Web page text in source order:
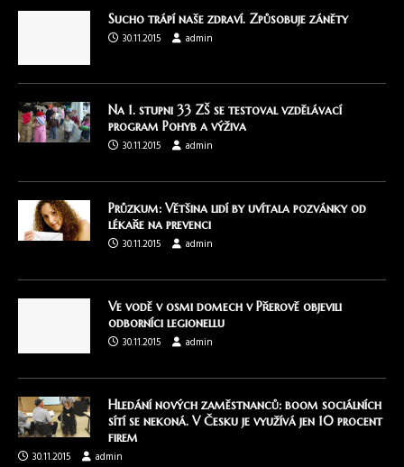
Sucho trápí naše zdraví. Způsobuje záněty
30.11.2015
admin
Na 1. stupni 33 ZŠ se testoval vzdělávací
program Pohyb a výživa
30.11.2015
admin
Průzkum: Většina lidí by uvítala pozvánky od
lékaře na prevenci
30.11.2015
admin
Ve vodě v osmi domech v Přerově objevili
odborníci legionellu
30.11.2015
admin
Hledání nových zaměstnanců: boom sociálních
sítí se nekoná. V Česku je využívá jen 10 procent
firem
30.11.2015
admin